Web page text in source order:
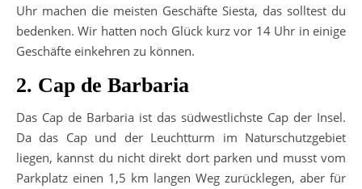
Uhr machen die meisten Geschäfte Siesta, das solltest du
bedenken. Wir hatten noch Glück kurz vor 14 Uhr in einige
Geschäfte einkehren zu können.
2. Cap de Barbaria
Das Cap de Barbaria ist das südwestlichste Cap der Insel.
Da das Cap und der Leuchtturm im Naturschutzgebiet
liegen, kannst du nicht direkt dort parken und musst vom
Parkplatz einen 1,5 km langen Weg zurücklegen, aber für